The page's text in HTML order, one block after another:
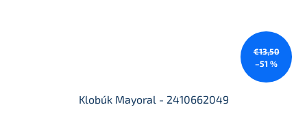
€13,50
–51 %
Klobúk Mayoral - 2410662049